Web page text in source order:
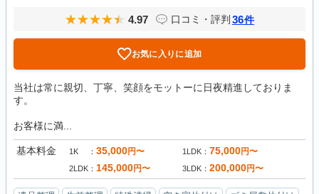
4.97 口コミ・評判 36件
お気に入りに追加
当社は常に親切、丁寧、笑顔をモットーに日夜精進しておりま
す。
お客様に満...
基本料金 1K 35,000円〜 1LDK 75,000円〜
2LDK 145,000円〜 3LDK 200,000円〜